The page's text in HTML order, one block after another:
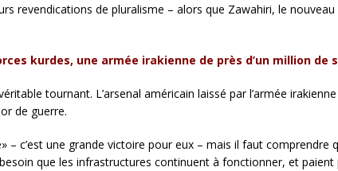
revendications de pluralisme – alors que Zawahiri, le nouveau
kurdes, une armée irakienne de près d’un million de
tournant. L’arsenal américain laissé par l’armée
de guerre.
c’est une grande victoire pour eux – mais il faut comprendre
que les infrastructures continuent à fonctionner, et paient